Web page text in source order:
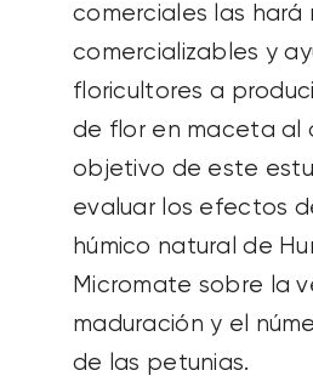
comerciales las hará
comercializables y
floricultores a
de flor en maceta al
objetivo de este
evaluar los efectos
húmico natural de
Micromate sobre la
maduración y el
de las petunias.